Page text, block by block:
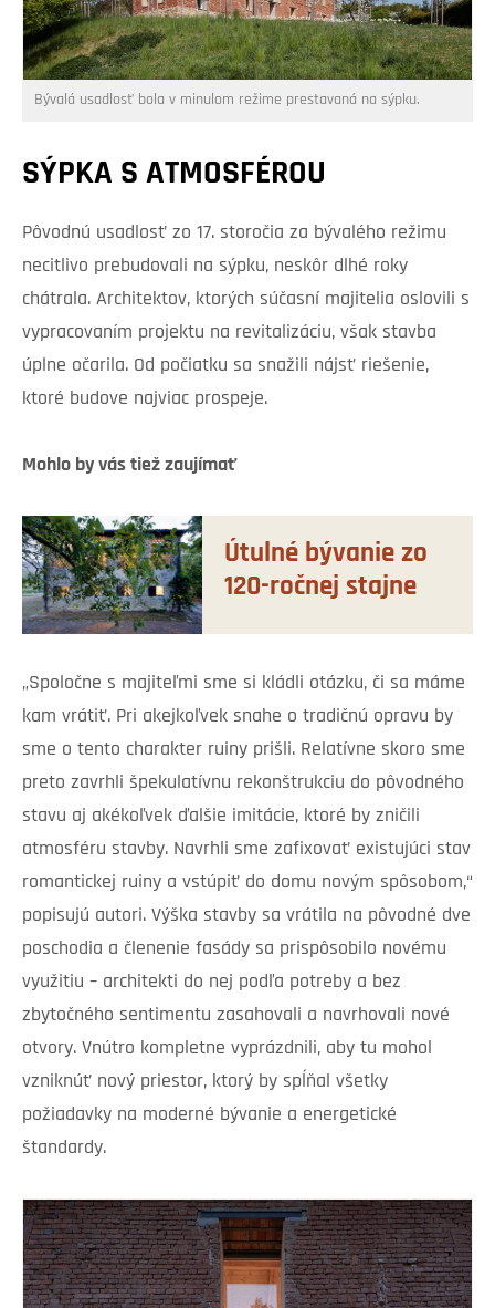
Bývalá usadlosť bola v minulom režime prestavaná na sýpku.
SÝPKA S ATMOSFÉROU
Pôvodnú usadlosť zo 17. storočia za bývalého režimu
necitlivo prebudovali na sýpku, neskôr dlhé roky
chátrala. Architektov, ktorých súčasní majitelia oslovili s
vypracovaním projektu na revitalizáciu, však stavba
úplne očarila. Od počiatku sa snažili nájsť riešenie,
ktoré budove najviac prospeje.
Mohlo by vás tiež zaujímať
Útulné bývanie zo
120-ročnej stajne
„Spoločne s majiteľmi sme si kládli otázku, či sa máme
kam vrátiť. Pri akejkoľvek snahe o tradičnú opravu by
sme o tento charakter ruiny prišli. Relatívne skoro sme
preto zavrhli špekulatívnu rekonštrukciu do pôvodného
stavu aj akékoľvek ďalšie imitácie, ktoré by zničili
atmosféru stavby. Navrhli sme zafixovať existujúci stav
romantickej ruiny a vstúpiť do domu novým spôsobom,“
popisujú autori. Výška stavby sa vrátila na pôvodné dve
poschodia a členenie fasády sa prispôsobilo novému
využitiu – architekti do nej podľa potreby a bez
zbytočného sentimentu zasahovali a navrhovali nové
otvory. Vnútro kompletne vyprázdnili, aby tu mohol
vzniknúť nový priestor, ktorý by spĺňal všetky
požiadavky na moderné bývanie a energetické
štandardy.